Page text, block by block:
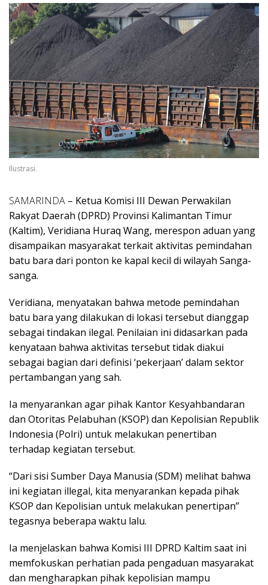
Ilustrasi.
SAMARINDA – Ketua Komisi III Dewan Perwakilan
Rakyat Daerah (DPRD) Provinsi Kalimantan Timur
(Kaltim), Veridiana Huraq Wang, merespon aduan yang
disampaikan masyarakat terkait aktivitas pemindahan
batu bara dari ponton ke kapal kecil di wilayah Sanga-
sanga.
Veridiana, menyatakan bahwa metode pemindahan
batu bara yang dilakukan di lokasi tersebut dianggap
sebagai tindakan ilegal. Penilaian ini didasarkan pada
kenyataan bahwa aktivitas tersebut tidak diakui
sebagai bagian dari definisi ‘pekerjaan’ dalam sektor
pertambangan yang sah.
Ia menyarankan agar pihak Kantor Kesyahbandaran
dan Otoritas Pelabuhan (KSOP) dan Kepolisian Republik
Indonesia (Polri) untuk melakukan penertiban
terhadap kegiatan tersebut.
“Dari sisi Sumber Daya Manusia (SDM) melihat bahwa
ini kegiatan illegal, kita menyarankan kepada pihak
KSOP dan Kepolisian untuk melakukan penertipan”
tegasnya beberapa waktu lalu.
Ia menjelaskan bahwa Komisi III DPRD Kaltim saat ini
memfokuskan perhatian pada pengaduan masyarakat
dan mengharapkan pihak kepolisian mampu